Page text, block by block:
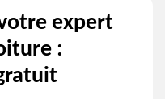
expert
: